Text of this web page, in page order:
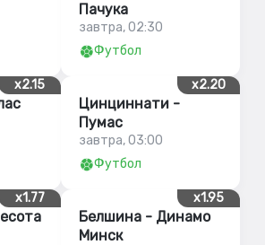
Пачука
завтра, 02:30
Футбол
x2.15 x2.20
Цинциннати -
Пумас
завтра, 03:00
Футбол
x1.77 x1.95
Белшина - Динамо
Минск